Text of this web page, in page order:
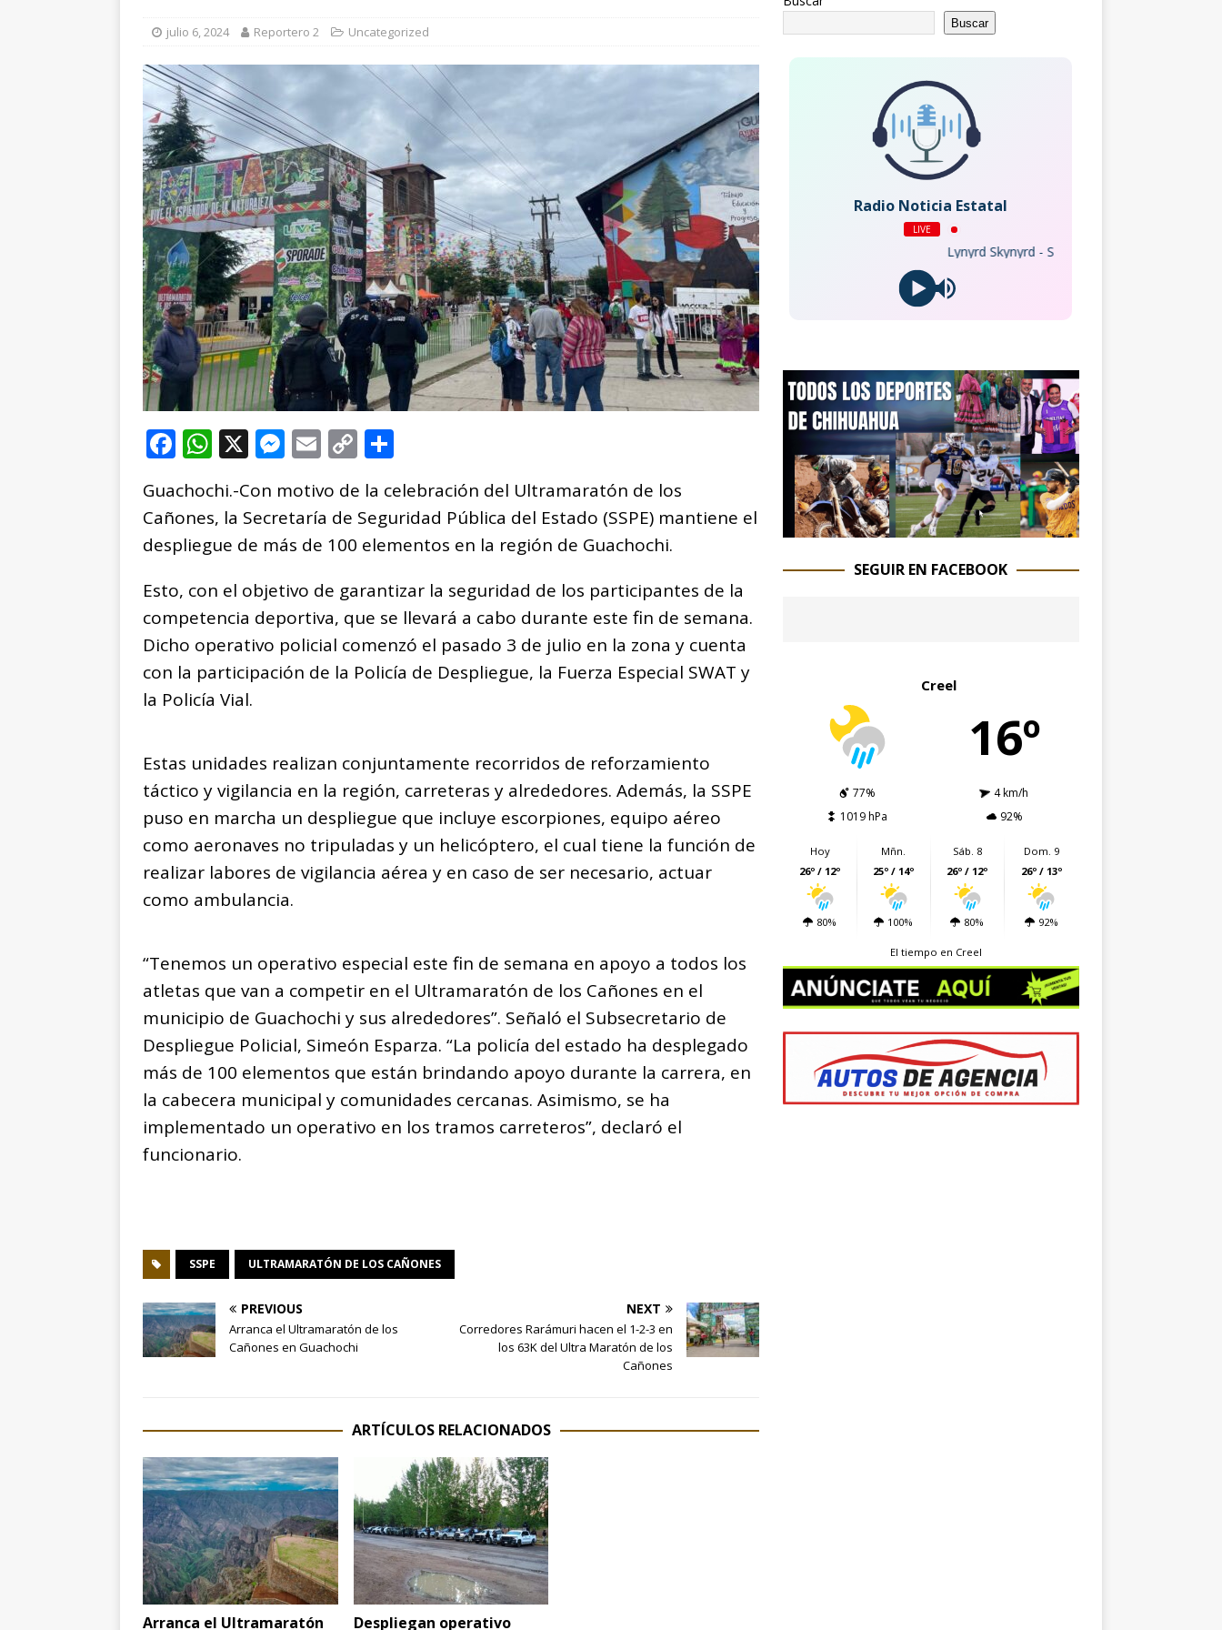
cercanía y presencia
ESTATAL
[ agosto 6, 2026 ] Ejecutan a hombre dentro de su vivienda en la colonia Ramón Reyes
julio 6, 2024 Reportero 2 Uncategorized
F
c
e
b
o
o
k
W
at
s
A
p
p
X M
ss
e
n
g
e
r
E
ai
l
C
p
y
Li
n
k
m
p
ar
ti
r
Guachochi.-Con motivo de la celebración del Ultramaratón de los
Cañones, la Secretaría de Seguridad Pública del Estado (SSPE) mantiene el
despliegue de más de 100 elementos en la región de Guachochi.
Esto, con el objetivo de garantizar la seguridad de los participantes de la
competencia deportiva, que se llevará a cabo durante este fin de semana.
Dicho operativo policial comenzó el pasado 3 de julio en la zona y cuenta
con la participación de la Policía de Despliegue, la Fuerza Especial SWAT y
la Policía Vial.
Estas unidades realizan conjuntamente recorridos de reforzamiento
táctico y vigilancia en la región, carreteras y alrededores. Además, la SSPE
puso en marcha un despliegue que incluye escorpiones, equipo aéreo
como aeronaves no tripuladas y un helicóptero, el cual tiene la función de
realizar labores de vigilancia aérea y en caso de ser necesario, actuar
como ambulancia.
“Tenemos un operativo especial este fin de semana en apoyo a todos los
atletas que van a competir en el Ultramaratón de los Cañones en el
municipio de Guachochi y sus alrededores”. Señaló el Subsecretario de
Despliegue Policial, Simeón Esparza. “La policía del estado ha desplegado
más de 100 elementos que están brindando apoyo durante la carrera, en
la cabecera municipal y comunidades cercanas. Asimismo, se ha
implementado un operativo en los tramos carreteros”, declaró el
funcionario.
SSPE ULTRAMARATÓN DE LOS CAÑONES
PREVIOUS
Arranca el Ultramaratón de los
Cañones en Guachochi
NEXT
Corredores Rarámuri hacen el 1-2-3 en
los 63K del Ultra Maratón de los
Cañones
ARTÍCULOS RELACIONADOS
Arranca el Ultramaratón Despliegan operativo
Buscar
Radio Noticia Estatal
LIVE
Lynyrd Skynyrd - Sweet Home Alabama
SEGUIR EN FACEBOOK
Creel
16º
77%
4 km/h
1019 hPa
92%
Hoy
26º / 12º
80%
Mñn.
25º / 14º
100%
Sáb. 8
26º / 12º
80%
Dom. 9
26º / 13º
92%
El tiempo en Creel